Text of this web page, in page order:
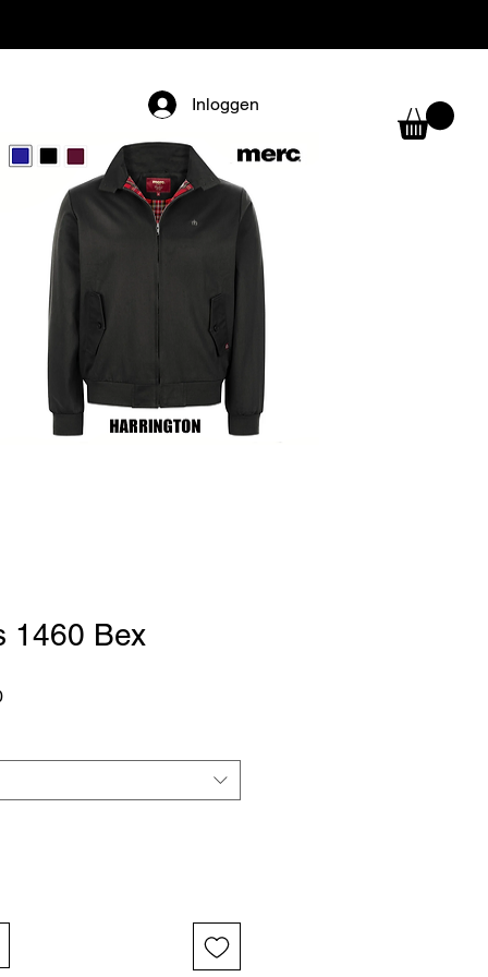
Inloggen
1460 Bex
Verkoopprijs